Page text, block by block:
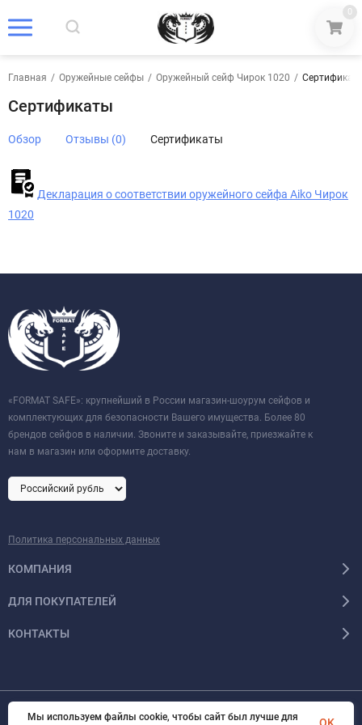
0
Главная / Оружейные сейфы / Оружейный сейф Чирок 1020 /
Сертификаты
Обзор Отзывы (0) Сертификаты
Декларация о соответствии оружейного сейфа Aiko Чирок
1020
«FORMAT SAFE»: крупнейший в России магазин-шоурум сейфов и
комплектующих для безопасности Вашего имущества. Более 80
брендов сейфов в наличии. Звоните и заказывайте, приезжайте к
нам в магазин или оформите доставку.
Политика персональных данных
КОМПАНИЯ
ДЛЯ ПОКУПАТЕЛЕЙ
КОНТАКТЫ
© 2026 Format-safe.ru Все права защищены
Мы используем файлы cookie, чтобы сайт был лучше для